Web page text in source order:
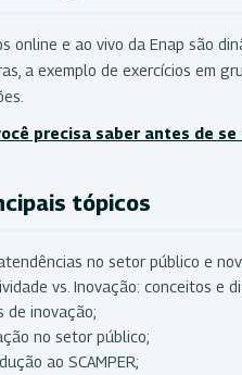
online e ao vivo da Enap são
a exemplo de exercícios em
precisa saber antes de
tópicos
no setor público e
vs. Inovação: conceitos e
de inovação;
no setor público;
ao SCAMPER;